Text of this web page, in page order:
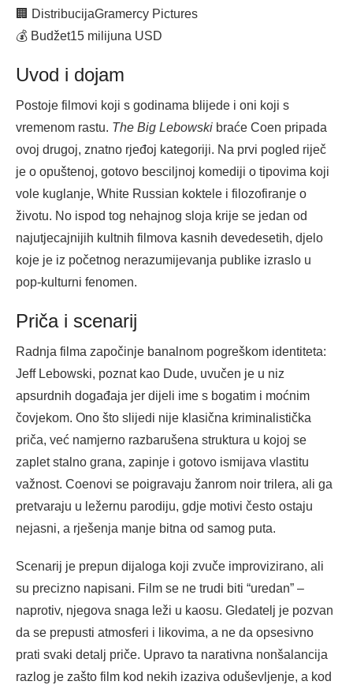
🏢 DistribucijaGramercy Pictures
💰 Budžet15 milijuna USD
Uvod i dojam
Postoje filmovi koji s godinama blijede i oni koji s
vremenom rastu. The Big Lebowski braće Coen pripada
ovoj drugoj, znatno rjeđoj kategoriji. Na prvi pogled riječ
je o opuštenoj, gotovo besciljnoj komediji o tipovima koji
vole kuglanje, White Russian koktele i filozofiranje o
životu. No ispod tog nehajnog sloja krije se jedan od
najutjecajnijih kultnih filmova kasnih devedesetih, djelo
koje je iz početnog nerazumijevanja publike izraslo u
pop-kulturni fenomen.
Priča i scenarij
Radnja filma započinje banalnom pogreškom identiteta:
Jeff Lebowski, poznat kao Dude, uvučen je u niz
apsurdnih događaja jer dijeli ime s bogatim i moćnim
čovjekom. Ono što slijedi nije klasična kriminalistička
priča, već namjerno razbarušena struktura u kojoj se
zaplet stalno grana, zapinje i gotovo ismijava vlastitu
važnost. Coenovi se poigravaju žanrom noir trilera, ali ga
pretvaraju u ležernu parodiju, gdje motivi često ostaju
nejasni, a rješenja manje bitna od samog puta.
Scenarij je prepun dijaloga koji zvuče improvizirano, ali
su precizno napisani. Film se ne trudi biti “uredan” –
naprotiv, njegova snaga leži u kaosu. Gledatelj je pozvan
da se prepusti atmosferi i likovima, a ne da opsesivno
prati svaki detalj priče. Upravo ta narativna nonšalancija
razlog je zašto film kod nekih izaziva oduševljenje, a kod